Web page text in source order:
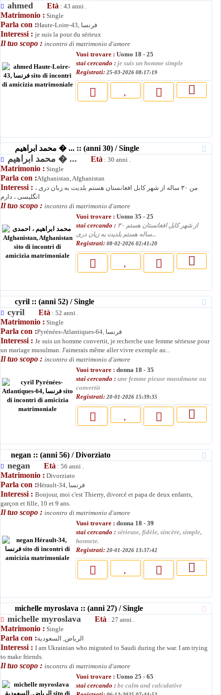
ahmed Età : 43 anni .
Matrimonio : Single
Parla con : Haute-Loire-43, فرنسا
Interessi : je suis la pour du sérieux
Il tuo scopo : incontro di matrimonio d'amore
Vuoi trovare : Uomo 18 - 25
stai cercando : je suis un homme simple
Registrati: 25-03-2026 08:17:19
محمد ابراهیم � ... :: (anni 30) / Single
محمد ابراهیم � ... Età : 30 anni .
Matrimonio : Single
Parla con :Afghanistan, Afghanistan
Interessi : من ۳۰ ساله از شهر کابل افغانستان هستم بلدیت به زبان دری ،
انگلیسی ، دارم
Il tuo scopo : incontro di matrimonio d'amore
Vuoi trovare : Uomo 35 - 25
stai cercando : از شهر کابل افغانستان هستم ۳۰
ساله هستم بلدیت به زبان دری...
Registrati: 08-02-2026 02:41:20
cyril :: (anni 52) / Single
cyril Età : 52 anni .
Matrimonio : Single
Parla con : Pyrénées-Atlantiques-64, فرنسا
Interessi : Je suis un homme convertit, je recherche une femme sérieuse pour
un mariage musulman. J'aimerais même aller vivre exemple au...
Il tuo scopo : incontro di matrimonio d'amore
Vuoi trovare : donna 18 - 35
stai cercando : une femme pieuse musulmane ou
convertit
Registrati: 20-01-2026 15:39:35
negan :: (anni 56) / Divorziato
negan Età : 56 anni .
Matrimonio : Divorziato
Parla con : Hérault-34, فرنسا
Interessi : Bonjour, moi c'est Thierry, divorcé et papa de deux enfants,
garçon et fille, 10 et 9 ans.
Il tuo scopo : incontro di matrimonio d'amore
Vuoi trovare : donna 18 - 39
stai cercando : sérieuse, fidèle, sincère, simple,
honnete.
Registrati: 20-01-2026 13:37:42
michelle myroslava :: (anni 27) / Single
michelle myroslava Età : 27 anni .
Matrimonio : Single
Parla con :الرياض, السعودية
Interessi : I am Ukrainian who migrated to Saudi during the war. I am trying
to make friends.
Il tuo scopo : incontro di matrimonio d'amore
Vuoi trovare : Uomo 25 - 65
stai cercando : be calm and calculative